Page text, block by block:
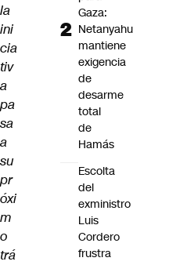
la
ini
cia
tiv
a
pa
sa
a
su
pr
óxi
m
o
trá
Gaza:
Netanyahu
mantiene
exigencia
de
desarme
total
de
Hamás
Escolta
del
exministro
Luis
Cordero
frustra